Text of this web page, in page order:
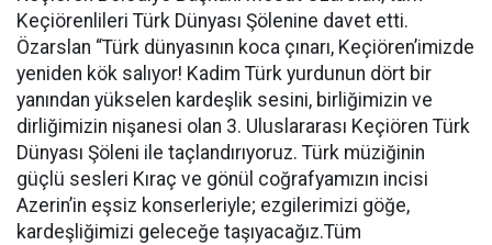
Keçiörenlileri Türk Dünyası Şölenine davet etti.
Özarslan “Türk dünyasının koca çınarı, Keçiören’imizde
yeniden kök salıyor! Kadim Türk yurdunun dört bir
yanından yükselen kardeşlik sesini, birliğimizin ve
dirliğimizin nişanesi olan 3. Uluslararası Keçiören Türk
Dünyası Şöleni ile taçlandırıyoruz. Türk müziğinin
güçlü sesleri Kıraç ve gönül coğrafyamızın incisi
Azerin’in eşsiz konserleriyle; ezgilerimizi göğe,
kardeşliğimizi geleceğe taşıyacağız.Tüm